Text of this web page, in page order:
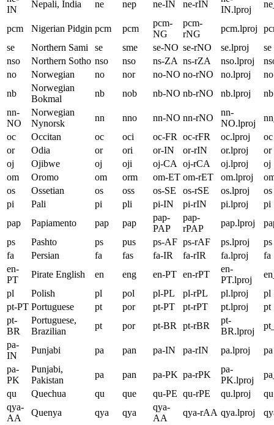
IN
Nepali, India ne nep ne-IN ne-rIN
IN.lproj
pcm Nigerian Pidgin pcm pcm
pcm-
NG
pcm-
rNG
pcm.lproj
se
Northern Sami se sme se-NO se-rNO se.lproj
se
nso
Northern Sotho nso nso ns-ZA ns-rZA nso.lproj
no
Norwegian no nor no-NO no-rNO no.lproj
no
nb
Norwegian
Bokmal
nb nob nb-NO nb-rNO nb.lproj
nb
nn-
NO
Norwegian
Nynorsk
nn nno nn-NO nn-rNO
nn-
NO.lproj
oc
Occitan oc oci oc-FR oc-rFR oc.lproj
oc
or
Odia or ori or-IN or-rIN or.lproj
or
oj
Ojibwe oj oji oj-CA oj-rCA oj.lproj
oj
om
Oromo om orm om-ET om-rET om.lproj
os
Ossetian os oss os-SE os-rSE os.lproj
os
pi
Pali pi pli pi-IN pi-rIN pi.lproj
pi
pap
Papiamento pap pap
pap-
PAP
pap-
rPAP
pap.lproj
ps
Pashto ps pus ps-AF ps-rAF ps.lproj
ps
fa
Persian fa fas fa-IR fa-rIR fa.lproj
fa
en-
PT
Pirate English en eng en-PT en-rPT
en-
PT.lproj
pl
Polish pl pol pl-PL pl-rPL pl.lproj
pl
pt-PT Portuguese pt por pt-PT pt-rPT pt.lproj
pt
pt-
BR
Portuguese,
Brazilian
pt por pt-BR pt-rBR
pt-
BR.lproj
pa-
IN
Punjabi pa pan pa-IN pa-rIN pa.lproj
pa
pa-
PK
Punjabi,
Pakistan
pa pan pa-PK pa-rPK
pa-
PK.lproj
qu
Quechua qu que qu-PE qu-rPE qu.lproj
qu
qya-
AA
Quenya qya qya
qya-
AA
qya-rAA qya.lproj